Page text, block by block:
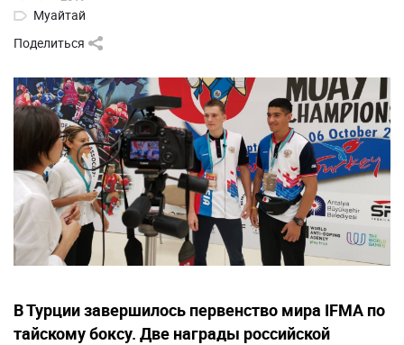
Муайтай
Поделиться
В Турции завершилось первенство мира IFMA по
тайскому боксу. Две награды российской